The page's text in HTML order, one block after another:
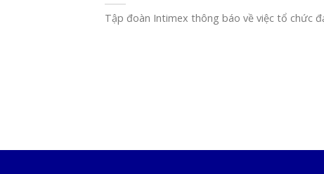
Tập đoàn Intimex thông báo về việc tổ chức